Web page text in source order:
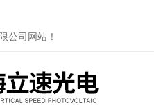
公司网站！